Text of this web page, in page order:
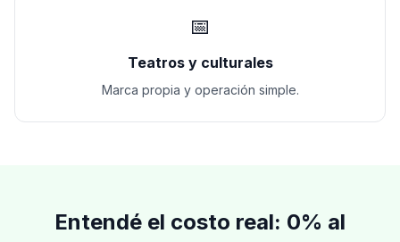
📅
Teatros y culturales
Marca propia y operación simple.
Entendé el costo real: 0% al